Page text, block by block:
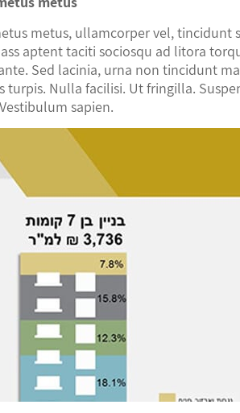
metus, ullamcorper vel, tincidunt
aptent taciti sociosqu ad litora
Sed lacinia, urna non tincidunt
turpis. Nulla facilisi. Ut fringilla.
sapien.